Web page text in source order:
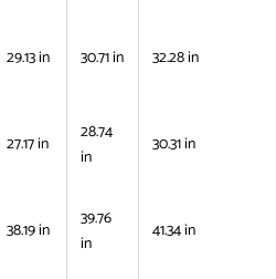
29.13 in 30.71 in 32.28 in
27.17 in
28.74
in
30.31 in
38.19 in
39.76
in
41.34 in